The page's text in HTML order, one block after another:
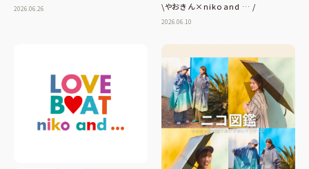
2026.06.26 \やおきん×niko and … /
2026.06.10